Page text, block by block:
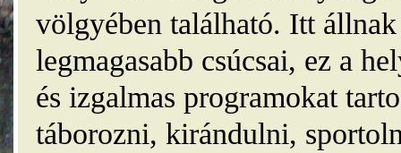
völgyében található. Itt
legmagasabb csúcsai, ez a
és izgalmas programokat
táborozni, kirándulni,